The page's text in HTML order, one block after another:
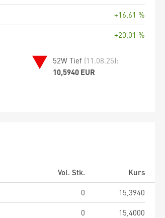
+16,61 %
+20,01 %
52W Tief (11.08.25):
10,5940 EUR
Vol. Stk.
Kurs
0
15,3940
0
15,4000